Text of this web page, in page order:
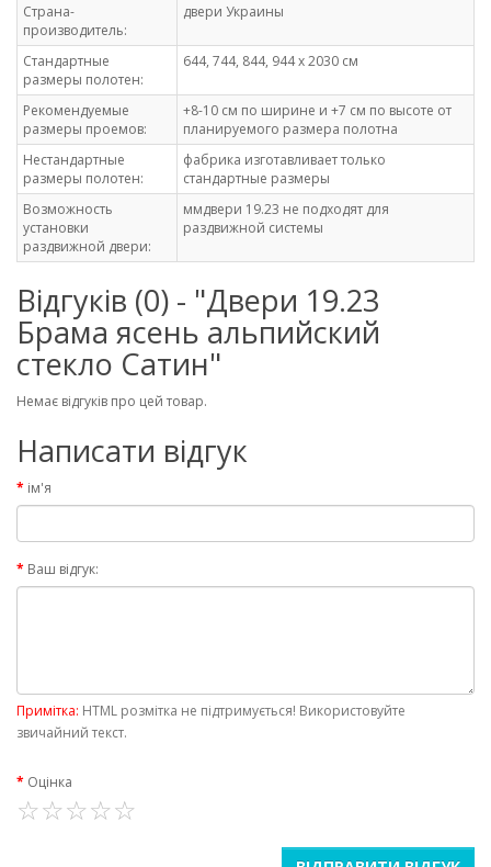
Страна-
производитель:
двери Украины
Стандартные
размеры полотен:
644, 744, 844, 944 х 2030 см
Рекомендуемые
размеры проемов:
+8-10 см по ширине и +7 см по высоте от
планируемого размера полотна
Нестандартные
размеры полотен:
фабрика изготавливает только
стандартные размеры
Возможность
установки
раздвижной двери:
ммдвери 19.23 не подходят для
раздвижной системы
Відгуків (0) - "Двери 19.23
Брама ясень альпийский
стекло Сатин"
Немає відгуків про цей товар.
Написати відгук
ім'я
Ваш відгук:
Примітка: HTML розмітка не підтримується! Використовуйте
звичайний текст.
Оцінка